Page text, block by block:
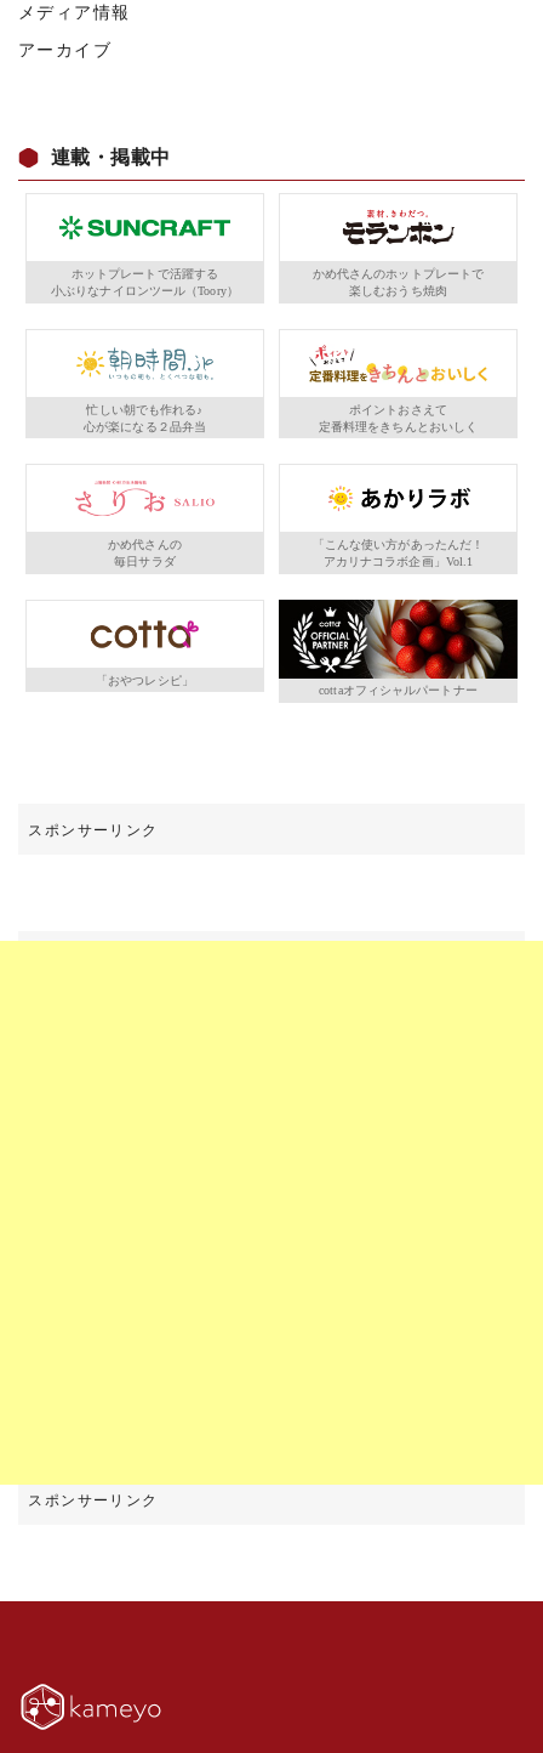
メディア情報
アーカイブ
連載・掲載中
ホットプレートで活躍する
小ぶりなナイロンツール（Toory）
かめ代さんのホットプレートで
楽しむおうち焼肉
忙しい朝でも作れる♪
心が楽になる２品弁当
ポイントおさえて
定番料理をきちんとおいしく
かめ代さんの
毎日サラダ
「こんな使い方があったんだ！
アカリナコラボ企画」Vol.1
「おやつレシピ」
cottaオフィシャルパートナー